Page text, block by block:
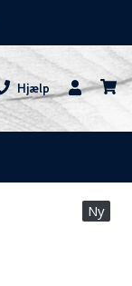
Hjælp
Bruger
Ny